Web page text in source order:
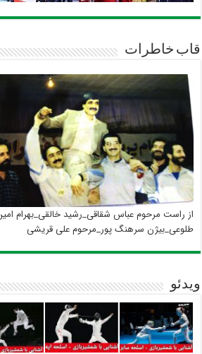
قاب خاطرات
از راست مرحوم عباس شقاقی_رشید خالقی_بهرام
طلوعی_بیژن سرهنگ پور_مرحوم علی قریشی
ویدئو